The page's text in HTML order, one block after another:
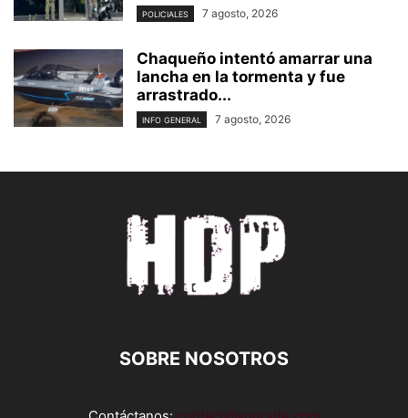
POLICIALES 7 agosto, 2026
Chaqueño intentó amarrar una
lancha en la tormenta y fue
arrastrado...
INFO GENERAL 7 agosto, 2026
SOBRE NOSOTROS